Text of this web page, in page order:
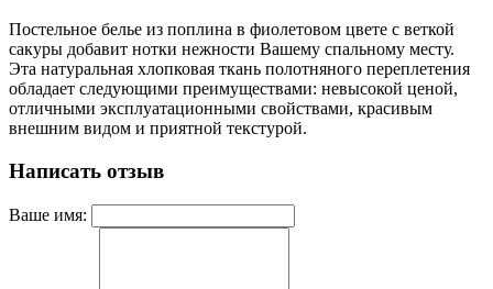
Постельное белье из поплина в фиолетовом цвете с веткой
сакуры добавит нотки нежности Вашему спальному месту.
Эта натуральная хлопковая ткань полотняного переплетения
обладает следующими преимуществами: невысокой ценой,
отличными эксплуатационными свойствами, красивым
внешним видом и приятной текстурой.
Написать отзыв
Ваше имя: